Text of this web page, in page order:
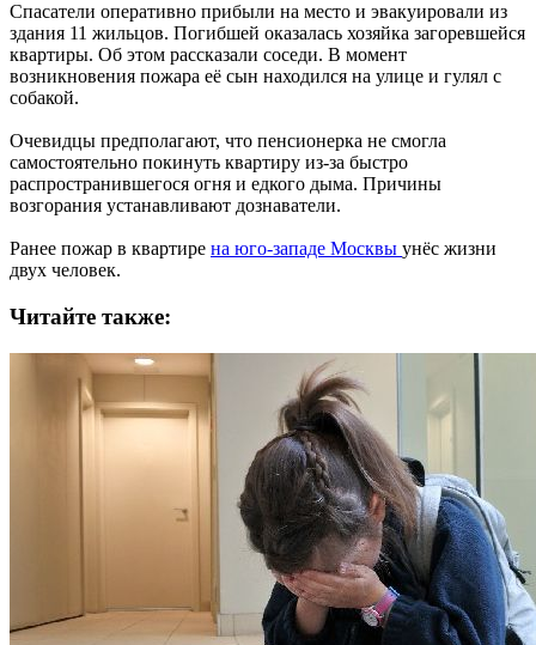
Спасатели оперативно прибыли на место и эвакуировали из
здания 11 жильцов. Погибшей оказалась хозяйка загоревшейся
квартиры. Об этом рассказали соседи. В момент
возникновения пожара её сын находился на улице и гулял с
собакой.
Очевидцы предполагают, что пенсионерка не смогла
самостоятельно покинуть квартиру из-за быстро
распространившегося огня и едкого дыма. Причины
возгорания устанавливают дознаватели.
Ранее пожар в квартире на юго-западе Москвы унёс жизни
двух человек.
Читайте также: